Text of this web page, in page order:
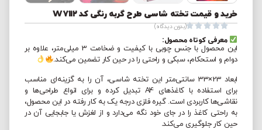
خرید و قیمت تخته شاسی طرح گربه رنگی کد W7112




(بدون دیدگاه)
معرفی کوتاه محصول:
این محصول با جنس چوبی با کیفیت و ضخامت 3 میلی‌متر، علاوه بر
دوام و استحکام، سبکی و راحتی را در حین کار تضمین می‌کند.
ابعاد 23×33 سانتی‌متر این تخته شاسی، آن را به گزینه‌ای مناسب
برای استفاده با کاغذهای A4 تبدیل کرده و برای انواع طراحی‌ها و
نقاشی‌ها کاربردی است. گیره فلزی درجه یک به کار رفته در این محصول،
به راحتی کاغذ را در جای خود نگه می‌دارد و از لغزش یا جابجایی آن در
حین کار جلوگیری می‌کند.